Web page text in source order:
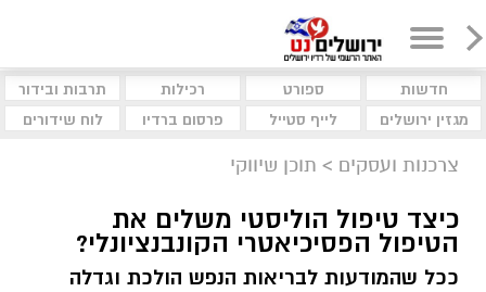
חדשות ספורט רכילות
תרבות ובידור
מגזין ירושלים
לייף סטייל פרסום ברדיו לוח שידורים
צרכנות ועסקים > תוכן שיווקי
כיצד טיפול הוליסטי משלים את
הטיפול הפסיכיאטרי הקונבנציונלי?
ככל שהמודעות לבריאות הנפש הולכת וגדלה